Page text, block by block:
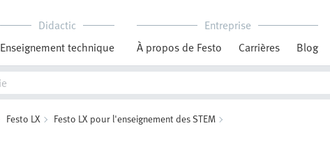
Didactic
Enseignement technique
Entreprise
À propos de Festo
Carrières Blog
Festo LX Festo LX pour l'enseignement des STEM